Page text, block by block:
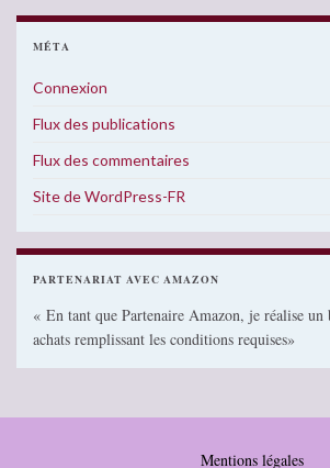
MÉTA
Connexion
Flux des publications
Flux des commentaires
Site de WordPress-FR
PARTENARIAT AVEC AMAZON
« En tant que Partenaire Amazon, je réalise un
achats remplissant les conditions requises»
Mentions légales